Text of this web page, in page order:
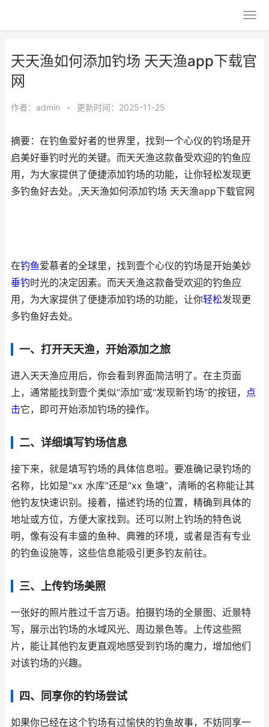
天天渔如何添加钓场 天天渔app下载官
网
作者： admin • 更新时间：2025-11-25
摘要：在钓鱼爱好者的世界里，找到一个心仪的钓场是开
启美好垂钓时光的关键。而天天渔这款备受欢迎的钓鱼应
用，为大家提供了便捷添加钓场的功能，让你轻松发现更
多钓鱼好去处。,天天渔如何添加钓场 天天渔app下载官网
在钓鱼爱慕者的全球里，找到壹个心仪的钓场是开始美妙
垂钓时光的决定因素。而天天渔这款备受欢迎的钓鱼应
用，为大家提供了便捷添加钓场的功能，让你轻松发现更
多钓鱼好去处。
一、打开天天渔，开始添加之旅
进入天天渔应用后，你会看到界面简洁明了。在主页面
上，通常能找到壹个类似“添加”或“发现新钓场”的按钮，
点
击它，即可开始添加钓场的操作。
二、详细填写钓场信息
接下来，就是填写钓场的具体信息啦。要准确记录钓场的
名称，比如是“xx 水库”还是“xx 鱼塘”，清晰的名称能让其
他钓友快速识别。接着，描述钓场的位置，精确到具体的
地址或方位，方便大家找到。还可以附上钓场的特色说
明，像有没有丰盛的鱼种、典雅的环境，或者是否有专业
的钓鱼设施等，这些信息能吸引更多钓友前往。
三、上传钓场美照
一张好的照片胜过千言万语。拍摄钓场的全景图、近景特
写，展示出钓场的水域风光、周边景色等。上传这些照
片，能让其他钓友更直观地感受到钓场的魔力，增加他们
对该钓场的兴趣。
四、同享你的钓场尝试
如果你已经在这个钓场有过愉快的钓鱼故事，不妨同享一